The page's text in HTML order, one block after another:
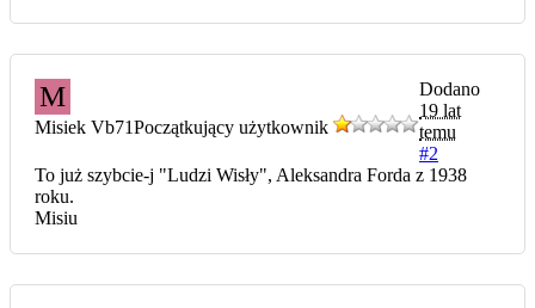
M
Misiek Vb71Początkujący użytkownik
Dodano
19 lat
temu
#2
To już szybcie-j "Ludzi Wisły", Aleksandra Forda z 1938
roku.
Misiu